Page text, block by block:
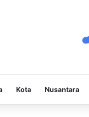
Kota Nusantara